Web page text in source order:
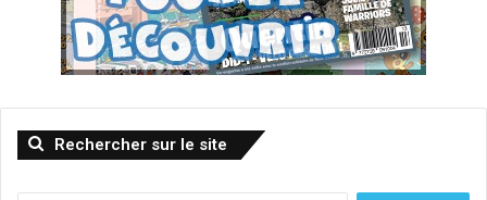
Rechercher sur le site